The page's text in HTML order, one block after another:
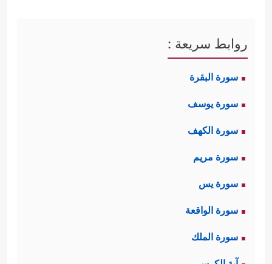
روابط سريعة :
سورة البقرة
سورة يوسف
سورة الكهف
سورة مريم
سورة يس
سورة الواقعة
سورة الملك